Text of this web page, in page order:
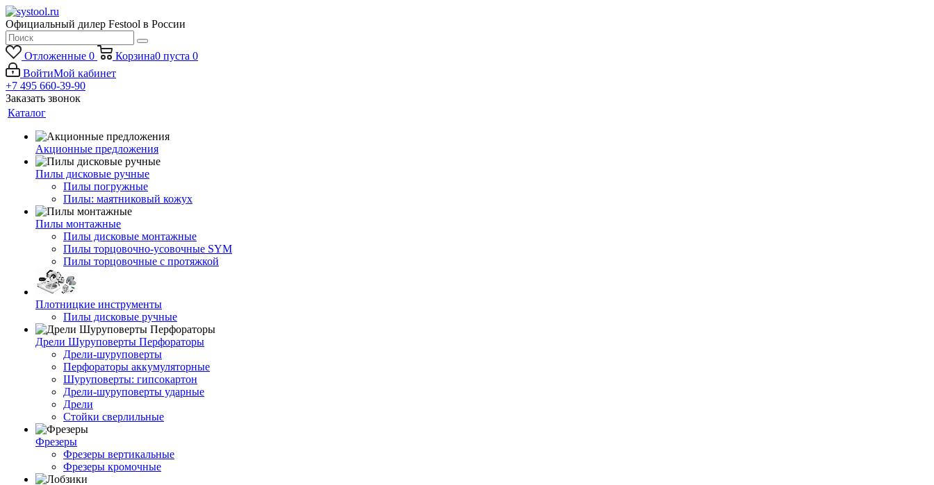
Официальный дилер Festool в России
Отложенные 0 Корзина0 пуста 0
ВойтиМой кабинет
+7 495 660-39-90
Заказать звонок
Каталог
Акционные предложения
Пилы дисковые ручные
Пилы погружные
Пилы: маятниковый кожух
Пилы монтажные
Пилы дисковые монтажные
Пилы торцовочно-усовочные SYM
Пилы торцовочные с протяжкой
Плотницкие инструменты
Пилы дисковые ручные
Дрели Шуруповерты Перфораторы
Дрели-шуруповерты
Перфораторы аккумуляторные
Шуруповерты: гипсокартон
Дрели-шуруповерты ударные
Дрели
Стойки сверлильные
Фрезеры
Фрезеры вертикальные
Фрезеры кромочные